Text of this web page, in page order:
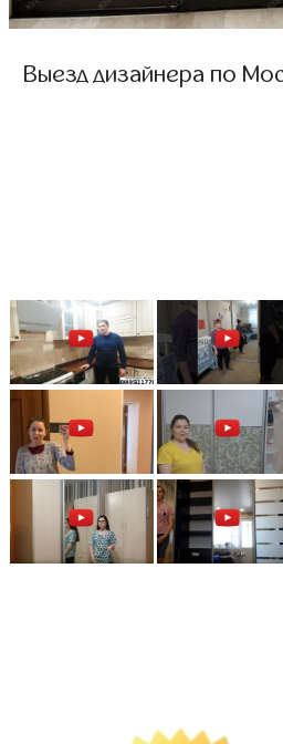
Выезд дизайнера по